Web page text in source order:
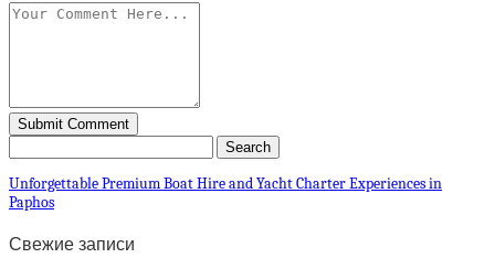
Unforgettable Premium Boat Hire and Yacht Charter Experiences in
Paphos
Свежие записи